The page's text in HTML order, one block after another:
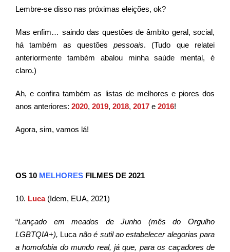
Lembre-se disso nas próximas eleições, ok?
Mas enfim… saindo das questões de âmbito geral, social,
há também as questõespessoais. (Tudo que relatei
anteriormente também abalou minha saúde mental, é
claro.)
Ah, e confira também as listas de melhores e piores dos
anos anteriores: 2020, 2019, 2018, 2017 e 2016!
Agora, sim, vamos lá!
OS 10 MELHORES FILMES DE 2021
10. Luca(Idem, EUA, 2021)
“Lançado em meados de Junho (mês do Orgulho
LGBTQIA+), Luca não é sutil ao estabelecer alegorias para
a homofobia do mundo real, já que, para os caçadores de